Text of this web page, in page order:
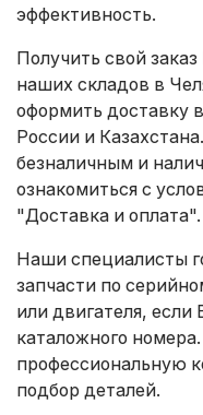
эффективность.
Получить свой
наших складов в
оформить доставку
России и
безналичным и
ознакомиться с
"Доставка и оплата".
Наши специалисты
запчасти по
или двигателя, если
каталожного
профессиональную
подбор деталей.